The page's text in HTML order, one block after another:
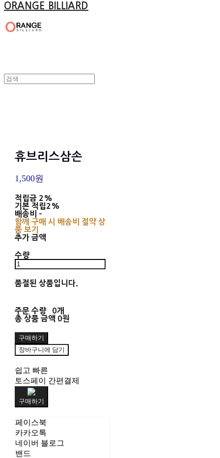
ORANGE BILLIARD
휴브리스삼손
1,500원
적립금 2%
기본 적립2%
배송비 -
함께 구매 시 배송비 절약 상
품 보기
추가 금액
수량
품절된 상품입니다.
주문 수량
0개
총 상품 금액 0원
구매하기
장바구니에 담기
쉽고 빠른
토스페이 간편결제
구매하기
페이스북
카카오톡
네이버 블로그
밴드